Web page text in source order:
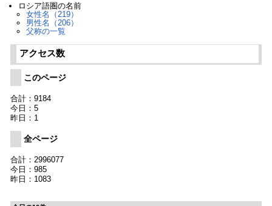
ロシア語圏の名前
女性名（219）
男性名（206）
父称の一覧
アクセス数
このページ
合計：9184
今日：5
昨日：1
全ページ
合計：2996077
今日：985
昨日：1083